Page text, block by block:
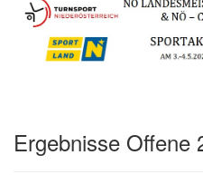
Ergebnisse Offene